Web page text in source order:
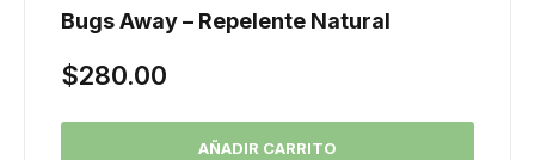
Bugs Away – Repelente Natural
$280.00
AÑADIR CARRITO